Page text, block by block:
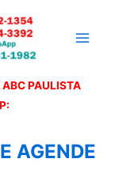
ABC PAULISTA
AGENDE